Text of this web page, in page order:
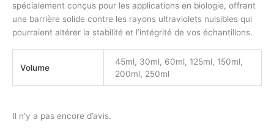
spécialement conçus pour les applications en biologie, offrant
une barrière solide contre les rayons ultraviolets nuisibles qui
pourraient altérer la stabilité et l’intégrité de vos échantillons.
Volume
45ml, 30ml, 60ml, 125ml, 150ml,
200ml, 250ml
Il n’y a pas encore d’avis.